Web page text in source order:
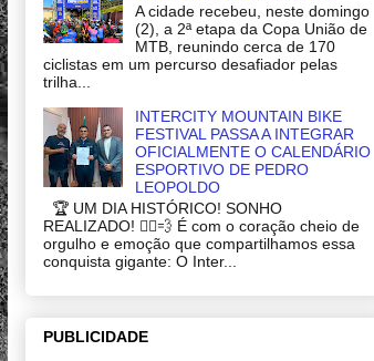
A cidade recebeu, neste domingo
(2), a 2ª etapa da Copa União de
MTB, reunindo cerca de 170
ciclistas em um percurso desafiador pelas
trilha...
INTERCITY MOUNTAIN BIKE
FESTIVAL PASSA A INTEGRAR
OFICIALMENTE O CALENDÁRIO
ESPORTIVO DE PEDRO
LEOPOLDO
🏆 UM DIA HISTÓRICO! SONHO
REALIZADO! 🚴‍♂️💨 É com o coração cheio de
orgulho e emoção que compartilhamos essa
conquista gigante: O Inter...
PUBLICIDADE